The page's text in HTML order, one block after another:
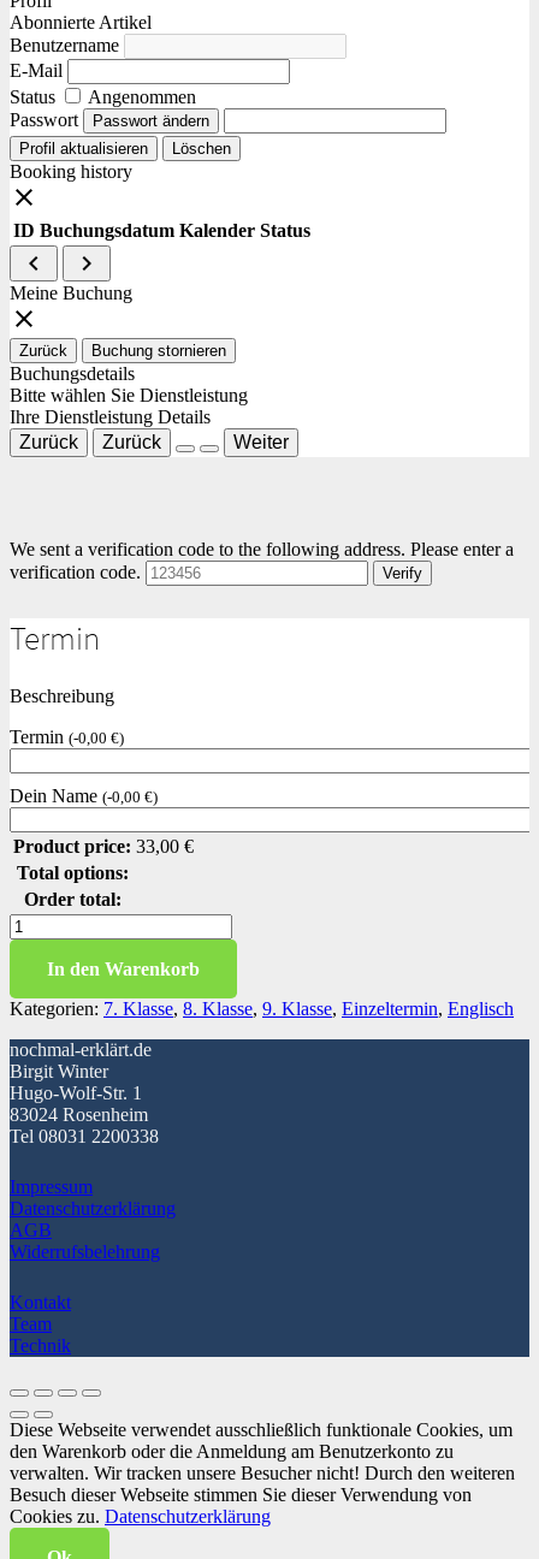
Abonnierte Artikel
Benutzername
E-Mail
Status
Angenommen
Passwort
Passwort ändern
Profil aktualisieren
Löschen
Booking history
close
ID Buchungsdatum Kalender Status
navigate_before navigate_next
Meine Buchung
close
Zurück Buchung stornieren
Buchungsdetails
Bitte wählen Sie Dienstleistung
Ihre Dienstleistung Details
Zurück
Zurück Weiter
We sent a verification code to the following address. Please enter a
verification code.
Verify
Termin
Beschreibung
Termin (-0,00 €)
Dein Name (-0,00 €)
Product price: 33,00 €
Total options:
Order total:
Past
progressive
MengeIn den Warenkorb
Kategorien: 7. Klasse, 8. Klasse, 9. Klasse, Einzeltermin, Englisch
nochmal-erklärt.de
Birgit Winter
Hugo-Wolf-Str. 1
83024 Rosenheim
Tel 08031 2200338
Impressum
Datenschutzerklärung
AGB
Widerrufsbelehrung
Kontakt
Team
Technik
Diese Webseite verwendet ausschließlich funktionale Cookies, um
den Warenkorb oder die Anmeldung am Benutzerkonto zu
verwalten. Wir tracken unsere Besucher nicht! Durch den weiteren
Besuch dieser Webseite stimmen Sie dieser Verwendung von
Cookies zu. Datenschutzerklärung